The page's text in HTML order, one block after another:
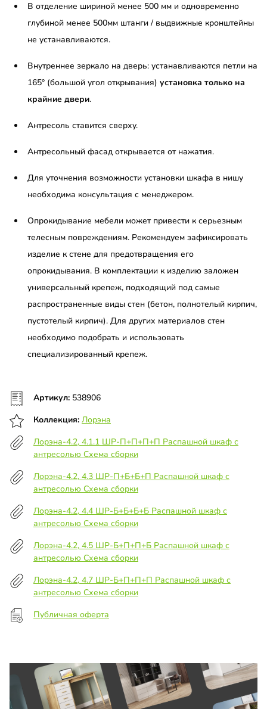
В отделение шириной менее 500 мм и одновременно
глубиной менее 500мм штанги / выдвижные кронштейны
не устанавливаются.
Внутреннее зеркало на дверь: устанавливаются петли на
165° (большой угол открывания) установка только на
крайние двери.
Антресоль ставится сверху.
Антресольный фасад открывается от нажатия.
Для уточнения возможности установки шкафа в нишу
необходима консультация с менеджером.
Опрокидывание мебели может привести к серьезным
телесным повреждениям. Рекомендуем зафиксировать
изделие к стене для предотвращения его
опрокидывания. В комплектации к изделию заложен
универсальный крепеж, подходящий под самые
распространенные виды стен (бетон, полнотелый кирпич,
пустотелый кирпич). Для других материалов стен
необходимо подобрать и использовать
специализированный крепеж.
Артикул: 538906
Коллекция: Лорэна
Лорэна-4.2, 4.1.1 ШР-П+П+П+П Распашной шкаф с
антресолью Схема сборки
Лорэна-4.2, 4.3 ШР-П+Б+Б+П Распашной шкаф с
антресолью Схема сборки
Лорэна-4.2, 4.4 ШР-Б+Б+Б+Б Распашной шкаф с
антресолью Схема сборки
Лорэна-4.2, 4.5 ШР-Б+П+П+Б Распашной шкаф с
антресолью Схема сборки
Лорэна-4.2, 4.7 ШР-Б+П+П+П Распашной шкаф с
антресолью Схема сборки
Публичная оферта